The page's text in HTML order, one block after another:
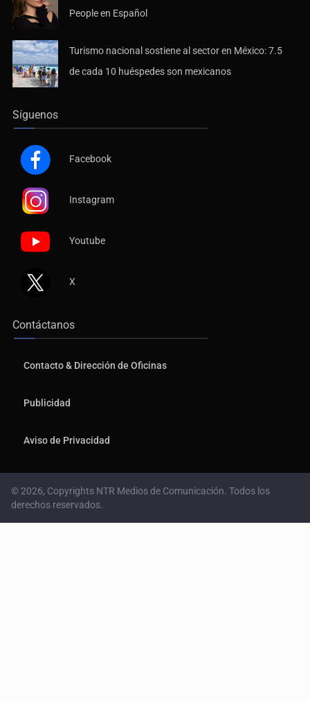
People en Español
Turismo nacional sostiene al sector en México: 7.5
de cada 10 huéspedes son mexicanos
Síguenos
Facebook
Instagram
Youtube
X
Contáctanos
Contacto & Dirección de Oficinas
Publicidad
Aviso de Privacidad
© 2026, Copyrights NTR Medios de Comunicación. Todos los
derechos reservados.